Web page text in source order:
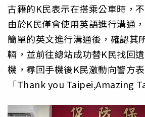
古籍的K民表示在搭乘公車時，
由於K民僅會使用英語進行溝通
簡單的英文進行溝通後，確認其
輛，並前往總站成功替K民找回
機，尋回手機後K民激動向警方
「Thank you Taipei,Amazing